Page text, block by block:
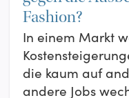
Fashion?
In einem Markt
die kaum auf
andere Jobs